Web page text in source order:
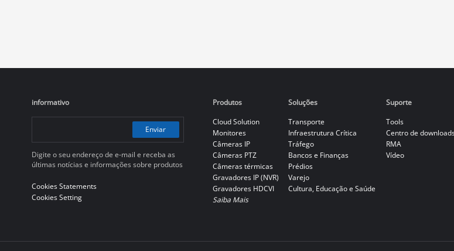
informativo
Enviar
Digite o seu endereço de e-mail e receba as
últimas notícias e informações sobre produtos
Cookies Statements
Cookies Setting
Produtos
Cloud Solution
Monitores
Câmeras IP
Câmeras PTZ
Câmeras térmicas
Gravadores IP (NVR)
Gravadores HDCVI
Saiba Mais
Soluções
Transporte
Infraestrutura Crítica
Tráfego
Bancos e Finanças
Prédios
Varejo
Cultura, Educação e Saúde
Suporte
Tools
Centro de
RMA
Vídeo